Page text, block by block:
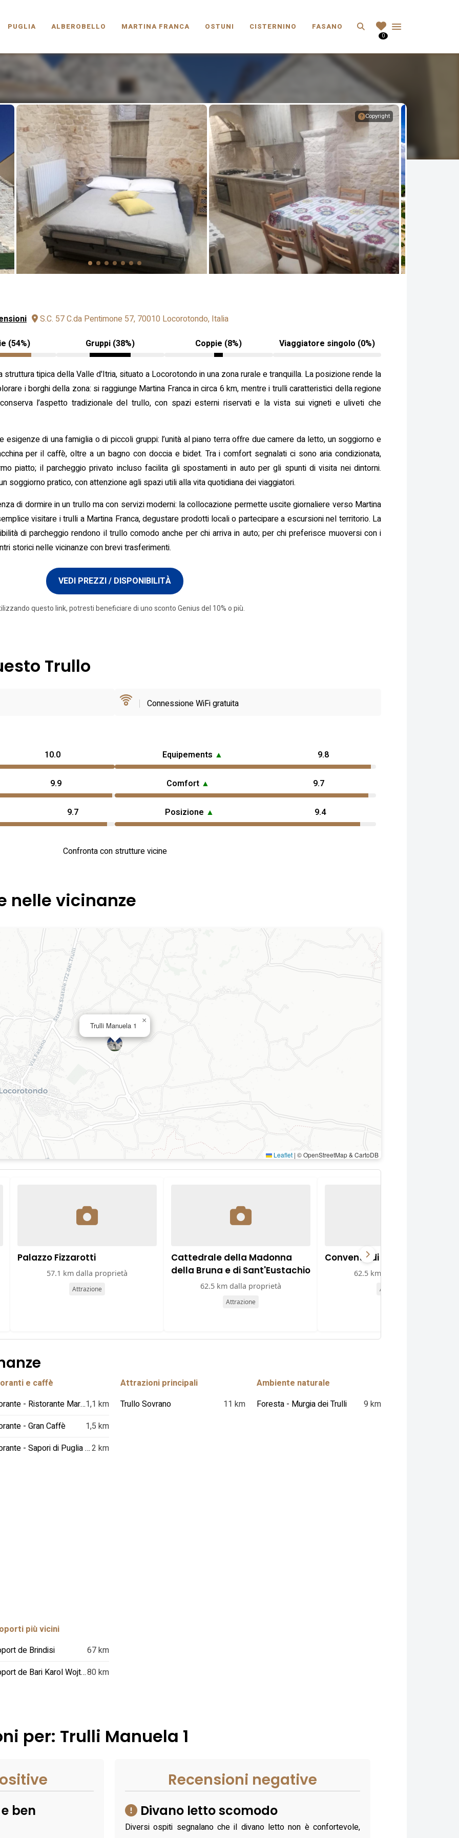
PUGLIA ALBEROBELLO MARTINA FRANCA OSTUNI CISTERNINO FASANO Search
0
Copyright
S.C. 57 C.da Pentimone 57, 70010 Locorotondo, Italia
(54%)
Gruppi (38%) Coppie (8%) Viaggiatore singolo (0%)
struttura tipica della Valle d'Itria, situato a Locorotondo in una zona rurale e tranquilla. La posizione rende la
i borghi della zona: si raggiunge Martina Franca in circa 6 km, mentre i trulli caratteristici della regione
l’aspetto tradizionale del trullo, con spazi esterni riservati e la vista sui vigneti e uliveti che
di una famiglia o di piccoli gruppi: l’unità al piano terra offre due camere da letto, un soggiorno e
per il caffè, oltre a un bagno con doccia e bidet. Tra i comfort segnalati ci sono aria condizionata,
piatto; il parcheggio privato incluso facilita gli spostamenti in auto per gli spunti di visita nei dintorni.
soggiorno pratico, con attenzione agli spazi utili alla vita quotidiana dei viaggiatori.
di dormire in un trullo ma con servizi moderni: la collocazione permette uscite giornaliere verso Martina
visitare i trulli a Martina Franca, degustare prodotti locali o partecipare a escursioni nel territorio. La
di parcheggio rendono il trullo comodo anche per chi arriva in auto; per chi preferisce muoversi con i
storici nelle vicinanze con brevi trasferimenti.
VEDI PREZZI / DISPONIBILITÀ
questo link, potresti beneficiare di uno sconto Genius del 10% o più.
Trullo
Connessione WiFi gratuita
10.0 Equipements ▲ 9.8
9.9 Comfort ▲ 9.7
9.7 Posizione ▲ 9.4
Confronta con strutture vicine
nelle vicinanze
Trulli Manuela 1
×
Leaflet | © OpenStreetMap & CartoDB
Palazzo Fizzarotti
57.1 km dalla proprietà
Attrazione
Cattedrale della Madonna
della Bruna e di Sant'Eustachio
62.5 km dalla proprietà
Attrazione
Convento di Sant'Agostino
62.5 km dalla proprietà
Attrazione
e caffè
Ristorante - Ristorante Marco's1,1 km
- Gran Caffè
1,5 km
Ristorante - Sapori di Puglia & Dintorni di Di Nallo Michele2 km
Attrazioni principali
Trullo Sovrano
11 km
Ambiente naturale
Foresta - Murgia dei Trulli
9 km
più vicini
de Brindisi
67 km
Aéroport de Bari Karol Wojtyla80 km
per: Trulli Manuela 1
ben
Recensioni negative
Divano letto scomodo
Diversi ospiti segnalano che il divano letto non è confortevole,